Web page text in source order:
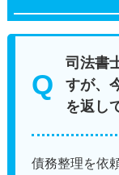
司法書
すが、
を返し
債務整理を依